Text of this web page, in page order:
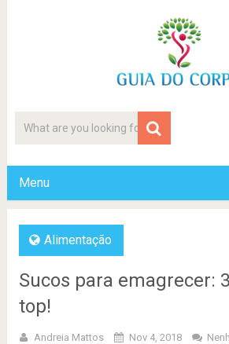
Menu
Alimentação
Sucos para emagrecer:
top!
Andreia Mattos Nov 4, 2018